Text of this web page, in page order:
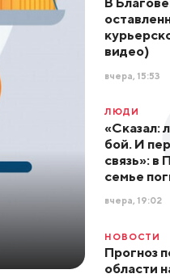
видео)
вчера, 15:53
ЛЮДИ
«Сказал:
бой. И
связь»: в
семье
вчера, 19:02
НОВОСТИ
Прогноз
области